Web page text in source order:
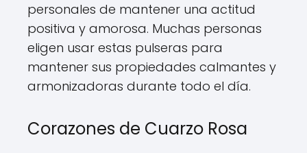
personales de mantener una actitud
positiva y amorosa. Muchas personas
eligen usar estas pulseras para
mantener sus propiedades calmantes y
armonizadoras durante todo el día.
Corazones de Cuarzo Rosa